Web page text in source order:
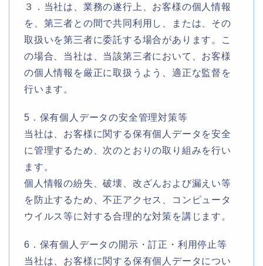
３．当社は、業務の遂行上、お客様の個人情報
を、第三者との間で共同利用し、または、その
取扱いを第三者に委託する場合があります。こ
の場合、当社は、当該第三者において、お客様
の個人情報を厳正に取扱うよう、適正な監督を
行います。
5．保有個人データの安全管理対策等
当社は、お客様に関する保有個人データを安全
に管理するため、次のとおりの取り組みを行い
ます。
個人情報の紛失、破壊、改ざんおよび漏えい等
を防止するため、不正アクセス、コンピュータ
ウイルス等に対する合理的な対策を講じます。
6．保有個人データの開示・訂正・利用停止等
当社は、お客様に関する保有個人データについ